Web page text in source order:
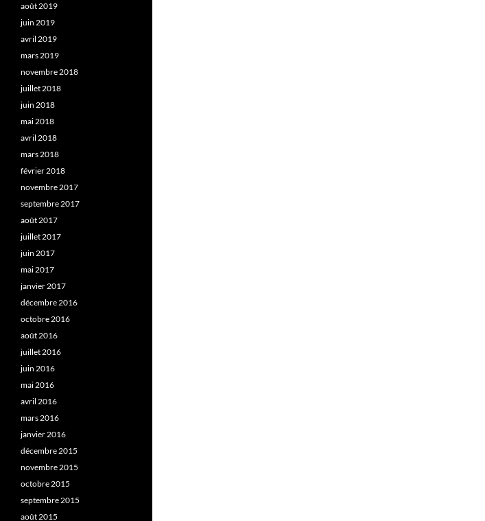
août 2019
juin 2019
avril 2019
mars 2019
novembre 2018
juillet 2018
juin 2018
mai 2018
avril 2018
mars 2018
février 2018
novembre 2017
septembre 2017
août 2017
juillet 2017
juin 2017
mai 2017
janvier 2017
décembre 2016
octobre 2016
août 2016
juillet 2016
juin 2016
mai 2016
avril 2016
mars 2016
janvier 2016
décembre 2015
novembre 2015
octobre 2015
septembre 2015
août 2015